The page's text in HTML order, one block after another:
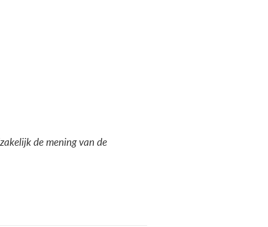
de mening van de